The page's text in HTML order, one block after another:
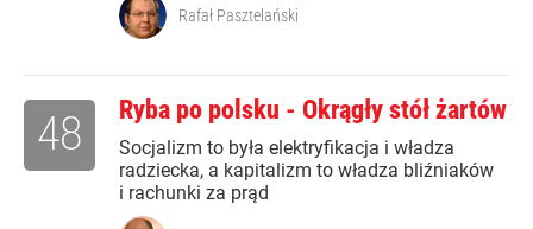
Rafał Pasztelański
Ryba po polsku - Okrągły stół żartów
Socjalizm to była elektryfikacja i władza
radziecka, a kapitalizm to władza bliźniaków
i rachunki za prąd
48